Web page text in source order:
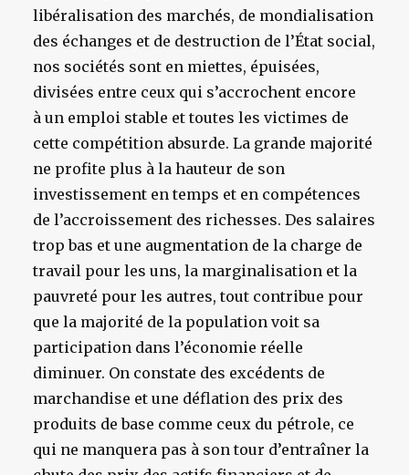
libéralisation des marchés, de mondialisation
des échanges et de destruction de l’État social,
nos sociétés sont en miettes, épuisées,
divisées entre ceux qui s’accrochent encore
à un emploi stable et toutes les victimes de
cette compétition absurde. La grande majorité
ne profite plus à la hauteur de son
investissement en temps et en compétences
de l’accroissement des richesses. Des salaires
trop bas et une augmentation de la charge de
travail pour les uns, la marginalisation et la
pauvreté pour les autres, tout contribue pour
que la majorité de la population voit sa
participation dans l’économie réelle
diminuer. On constate des excédents de
marchandise et une déflation des prix des
produits de base comme ceux du pétrole, ce
qui ne manquera pas à son tour d’entraîner la